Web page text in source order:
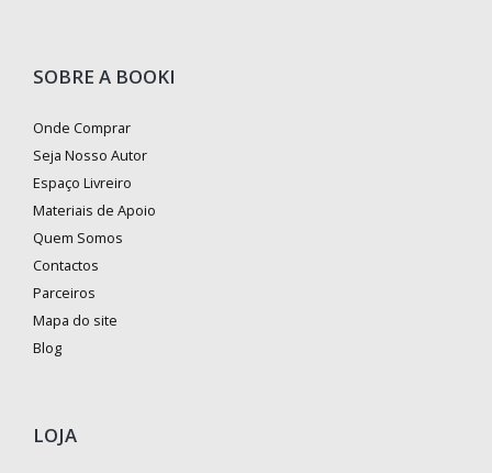
SOBRE A BOOKI
Onde Comprar
Seja Nosso Autor
Espaço Livreiro
Materiais de Apoio
Quem Somos
Contactos
Parceiros
Mapa do site
Blog
LOJA